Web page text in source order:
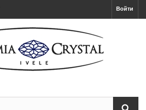
Войти